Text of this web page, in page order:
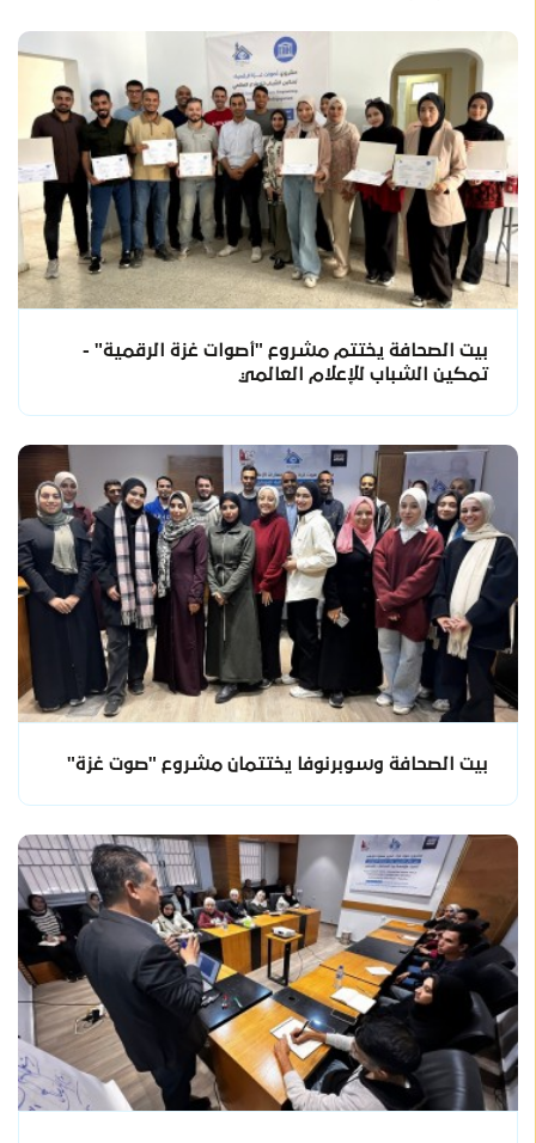
بيت الصحافة يختتم مشروع "أصوات غزة الرقمية" -
تمكين الشباب للإعلام العالمي
بيت الصحافة وسوبرنوفا يختتمان مشروع "صوت غزة"